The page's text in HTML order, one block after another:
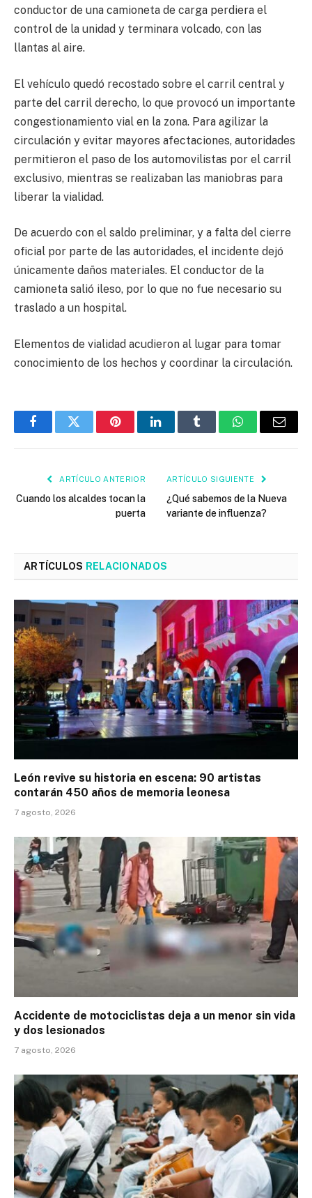
conductor de una camioneta de carga perdiera el
control de la unidad y terminara volcado, con las
llantas al aire.
El vehículo quedó recostado sobre el carril central y
parte del carril derecho, lo que provocó un importante
congestionamiento vial en la zona. Para agilizar la
circulación y evitar mayores afectaciones, autoridades
permitieron el paso de los automovilistas por el carril
exclusivo, mientras se realizaban las maniobras para
liberar la vialidad.
De acuerdo con el saldo preliminar, y a falta del cierre
oficial por parte de las autoridades, el incidente dejó
únicamente daños materiales. El conductor de la
camioneta salió ileso, por lo que no fue necesario su
traslado a un hospital.
Elementos de vialidad acudieron al lugar para tomar
conocimiento de los hechos y coordinar la circulación.
FacebookTwitter PinterestLinkedInTumblr WhatsAppEmail
ARTÍCULO ANTERIOR
Cuando los alcaldes tocan la
puerta
ARTÍCULO SIGUIENTE
¿Qué sabemos de la Nueva
variante de influenza?
ARTÍCULOS RELACIONADOS
León revive su historia en escena: 90 artistas
contarán 450 años de memoria leonesa
7 agosto, 2026
Accidente de motociclistas deja a un menor sin vida
y dos lesionados
7 agosto, 2026